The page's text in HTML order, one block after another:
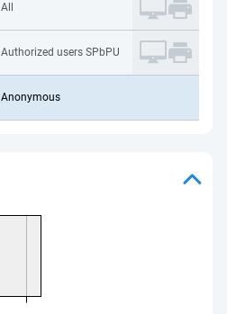
All
Authorized users SPbPU
Anonymous